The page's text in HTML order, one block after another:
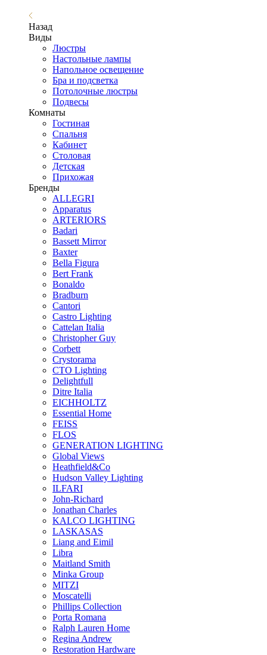
Назад
Виды
Люстры
Настольные лампы
Напольное освещение
Бра и подсветка
Потолочные люстры
Подвесы
Комнаты
Гостиная
Спальня
Кабинет
Столовая
Детская
Прихожая
Бренды
ALLEGRI
Apparatus
ARTERIORS
Badari
Bassett Mirror
Baxter
Bella Figura
Bert Frank
Bonaldo
Bradburn
Cantori
Castro Lighting
Cattelan Italia
Christopher Guy
Corbett
Crystorama
CTO Lighting
Delightfull
Ditre Italia
EICHHOLTZ
Essential Home
FEISS
FLOS
GENERATION LIGHTING
Global Views
Heathfield&Co
Hudson Valley Lighting
ILFARI
John-Richard
Jonathan Charles
KALCO LIGHTING
LASKASAS
Liang and Eimil
Libra
Maitland Smith
Minka Group
MITZI
Moscatelli
Phillips Collection
Porta Romana
Ralph Lauren Home
Regina Andrew
Restoration Hardware